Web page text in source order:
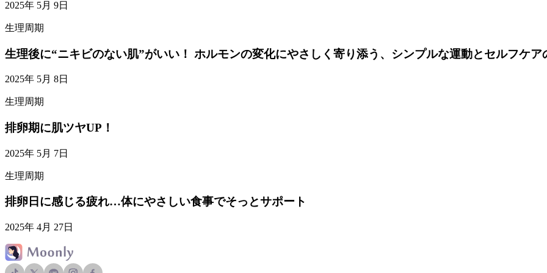
2025年 5月 9日
生理周期
生理後に“ニキビのない肌”がいい！ ホルモンの変化にやさしく寄り添う、シンプルな運動とセルフケア
2025年 5月 8日
生理周期
排卵期に肌ツヤUP！
2025年 5月 7日
生理周期
排卵日に感じる疲れ…体にやさしい食事でそっとサポート
2025年 4月 27日